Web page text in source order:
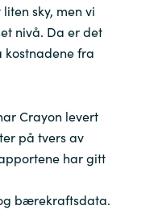
sky, men vi
nivå. Da er det
fra
Crayon levert
på tvers av
har gitt
bærekraftsdata.